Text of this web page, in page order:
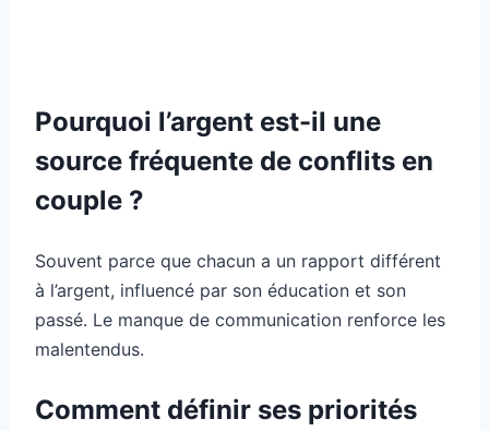
Pourquoi l’argent est-il une
source fréquente de conflits en
couple ?
Souvent parce que chacun a un rapport différent
à l’argent, influencé par son éducation et son
passé. Le manque de communication renforce les
malentendus.
Comment définir ses priorités